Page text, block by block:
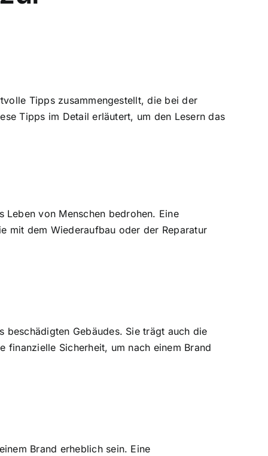
Tipps zusammengestellt, die bei der
Tipps im Detail erläutert, um den Lesern das
Leben von Menschen bedrohen. Eine
mit dem Wiederaufbau oder der Reparatur
beschädigten Gebäudes. Sie trägt auch die
Sicherheit, um nach einem Brand
Brand erheblich sein. Eine